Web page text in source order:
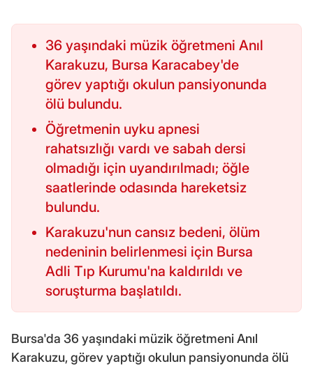
36 yaşındaki müzik öğretmeni Anıl
Karakuzu, Bursa Karacabey'de
görev yaptığı okulun pansiyonunda
ölü bulundu.
Öğretmenin uyku apnesi
rahatsızlığı vardı ve sabah dersi
olmadığı için uyandırılmadı; öğle
saatlerinde odasında hareketsiz
bulundu.
Karakuzu'nun cansız bedeni, ölüm
nedeninin belirlenmesi için Bursa
Adli Tıp Kurumu'na kaldırıldı ve
soruşturma başlatıldı.
Bursa'da 36 yaşındaki müzik öğretmeni Anıl
Karakuzu, görev yaptığı okulun pansiyonunda ölü